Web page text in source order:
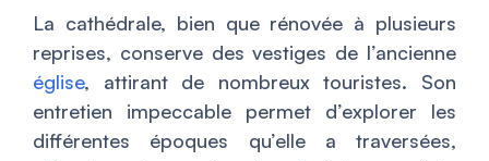
La cathédrale, bien que rénovée à plusieurs
reprises, conserve des vestiges de l’ancienne
église, attirant de nombreux touristes. Son
entretien impeccable permet d’explorer les
différentes époques qu’elle a traversées,